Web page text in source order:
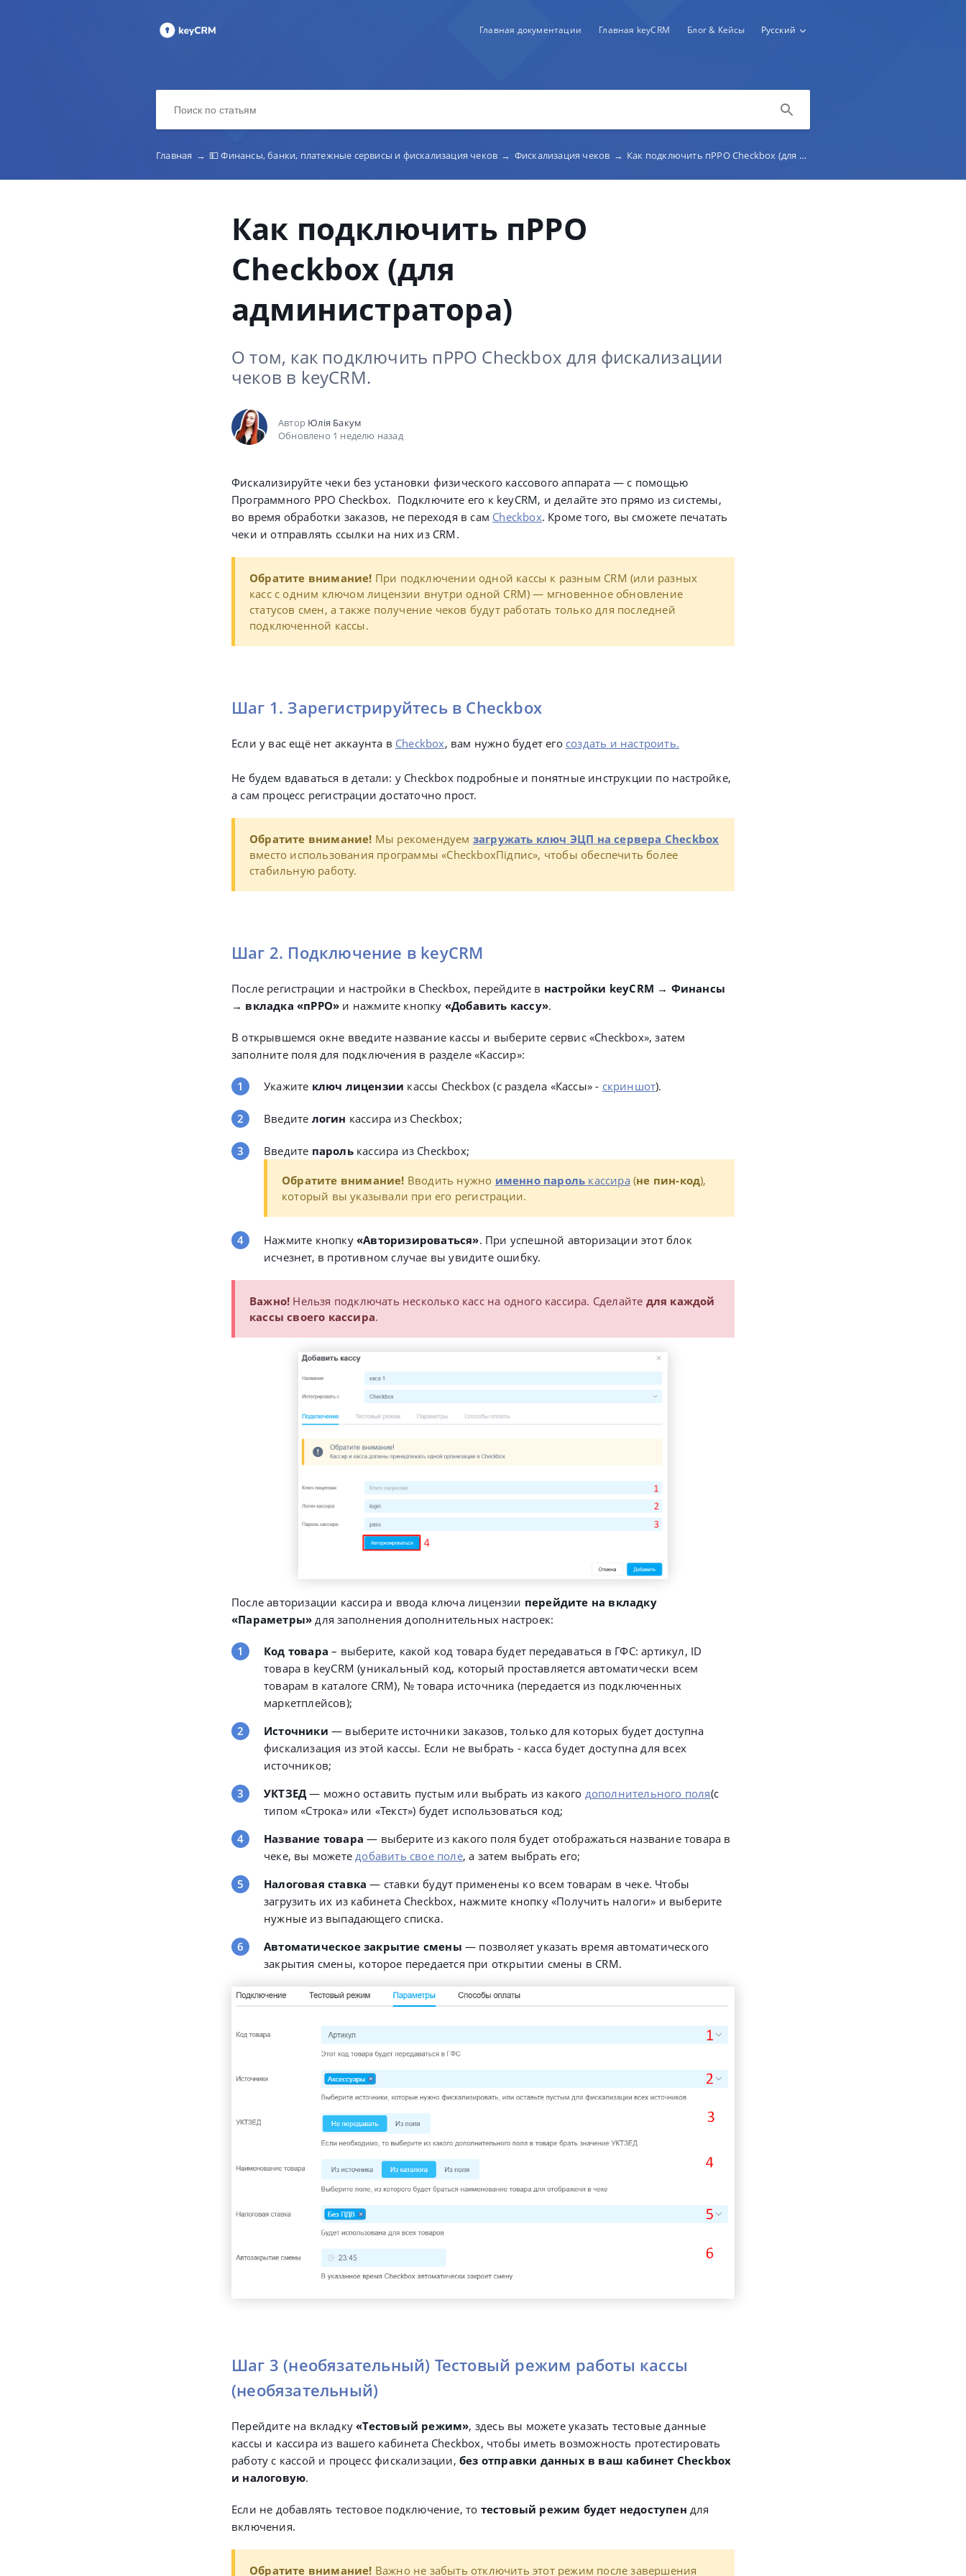
Главная документации Главная keyCRM Блог & Кейсы Русский
Главная → 💵 Финансы, банки, платежные сервисы и фискализация чеков → Фискализация чеков → Как подключить пРРО Checkbox (для администратора)
Как подключить пРРО
Checkbox (для
администратора)
О том, как подключить пРРО Checkbox для фискализации
чеков в keyCRM.
Автор Юлія Бакум
Обновлено 1 неделю назад
Фискализируйте чеки без установки физического кассового аппарата — с помощью
Программного РРО Checkbox. Подключите его к keyCRM, и делайте это прямо из системы,
во время обработки заказов, не переходя в сам Checkbox. Кроме того, вы сможете печатать
чеки и отправлять ссылки на них из CRM.
Обратите внимание! При подключении одной кассы к разным CRM (или разных
касс с одним ключом лицензии внутри одной CRM) — мгновенное обновление
статусов смен, а также получение чеков будут работать только для последней
подключенной кассы.
Шаг 1. Зарегистрируйтесь в Checkbox
Если у вас ещё нет аккаунта в Checkbox, вам нужно будет его создать и настроить.
Не будем вдаваться в детали: у Checkbox подробные и понятные инструкции по настройке,
а сам процесс регистрации достаточно прост.
Обратите внимание! Мы рекомендуем загружать ключ ЭЦП на сервера Checkbox
вместо использования программы «CheckboxПідпис», чтобы обеспечить более
стабильную работу.
Шаг 2. Подключение в keyCRM
После регистрации и настройки в Checkbox, перейдите в настройки keyCRM → Финансы
→ вкладка «пРРО» и нажмите кнопку «Добавить кассу».
В открывшемся окне введите название кассы и выберите сервис «Checkbox», затем
заполните поля для подключения в разделе «Кассир»:
Укажите ключ лицензии кассы Checkbox (с раздела «Кассы» - скриншот).
Введите логин кассира из Checkbox;
Введите паролькассира из Checkbox;
Обратите внимание! Вводить нужно именно пароль кассира (не пин-код),
который вы указывали при его регистрации.
Нажмите кнопку «Авторизироваться». При успешной авторизации этот блок
исчезнет, в противном случае вы увидите ошибку.
Важно! Нельзя подключать несколько касс на одного кассира. Сделайте для каждой
кассы своего кассира.
После авторизации кассира и ввода ключа лицензии перейдите на вкладку
«Параметры» для заполнения дополнительных настроек:
Код товара – выберите, какой код товара будет передаваться в ГФС: артикул, ID
товара в keyCRM (уникальный код, который проставляется автоматически всем
товарам в каталоге CRM), № товара источника (передается из подключенных
маркетплейсов);
Источники — выберите источники заказов, только для которых будет доступна
фискализация из этой кассы. Если не выбрать - касса будет доступна для всех
источников;
УКТЗЕД— можно оставить пустым или выбрать из какого дополнительного поля(с
типом «Строка» или «Текст») будет использоваться код;
Название товара — выберите из какого поля будет отображаться название товара в
чеке, вы можете добавить свое поле, а затем выбрать его;
Налоговая ставка — ставки будут применены ко всем товарам в чеке. Чтобы
загрузить их из кабинета Checkbox, нажмите кнопку «Получить налоги» и выберите
нужные из выпадающего списка.
Автоматическое закрытие смены — позволяет указать время автоматического
закрытия смены, которое передается при открытии смены в CRM.
Шаг 3 (необязательный) Тестовый режим работы кассы
(необязательный)
Перейдите на вкладку«Тестовый режим», здесь вы можете указать тестовые данные
кассы и кассира из вашего кабинета Cheсkbox, чтобы иметь возможность протестировать
работу с кассой и процесс фискализации,без отправки данных в ваш кабинет Checkbox
и налоговую.
Если не добавлять тестовое подключение, то тестовый режим будет недоступен для
включения.
Обратите внимание! Важно не забыть отключить этот режим после завершения